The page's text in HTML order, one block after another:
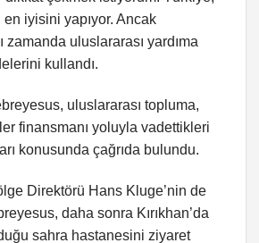
iyisini yapıyor. Ancak
zamanda uluslararası yardıma
kullandı.
uluslararası topluma,
finansmanı yoluyla vadettikleri
konusunda çağrıda bulundu.
Direktörü Hans Kluge’nin de
daha sonra Kırıkhan’da
sahra hastanesini ziyaret